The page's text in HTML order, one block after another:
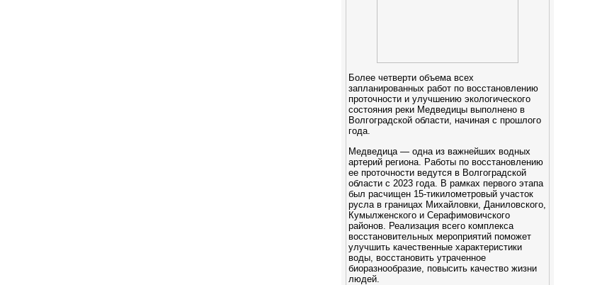
Более четверти объема всех
запланированных работ по восстановлению
проточности и улучшению экологического
состояния реки Медведицы выполнено в
Волгоградской области, начиная с прошлого
года.
Медведица — одна из важнейших водных
артерий региона. Работы по восстановлению
ее проточности ведутся в Волгоградской
области с 2023 года. В рамках первого этапа
был расчищен 15-тикилометровый участок
русла в границах Михайловки, Даниловского,
Кумылженского и Серафимовичского
районов. Реализация всего комплекса
восстановительных мероприятий поможет
улучшить качественные характеристики
воды, восстановить утраченное
биоразнообразие, повысить качество жизни
людей.